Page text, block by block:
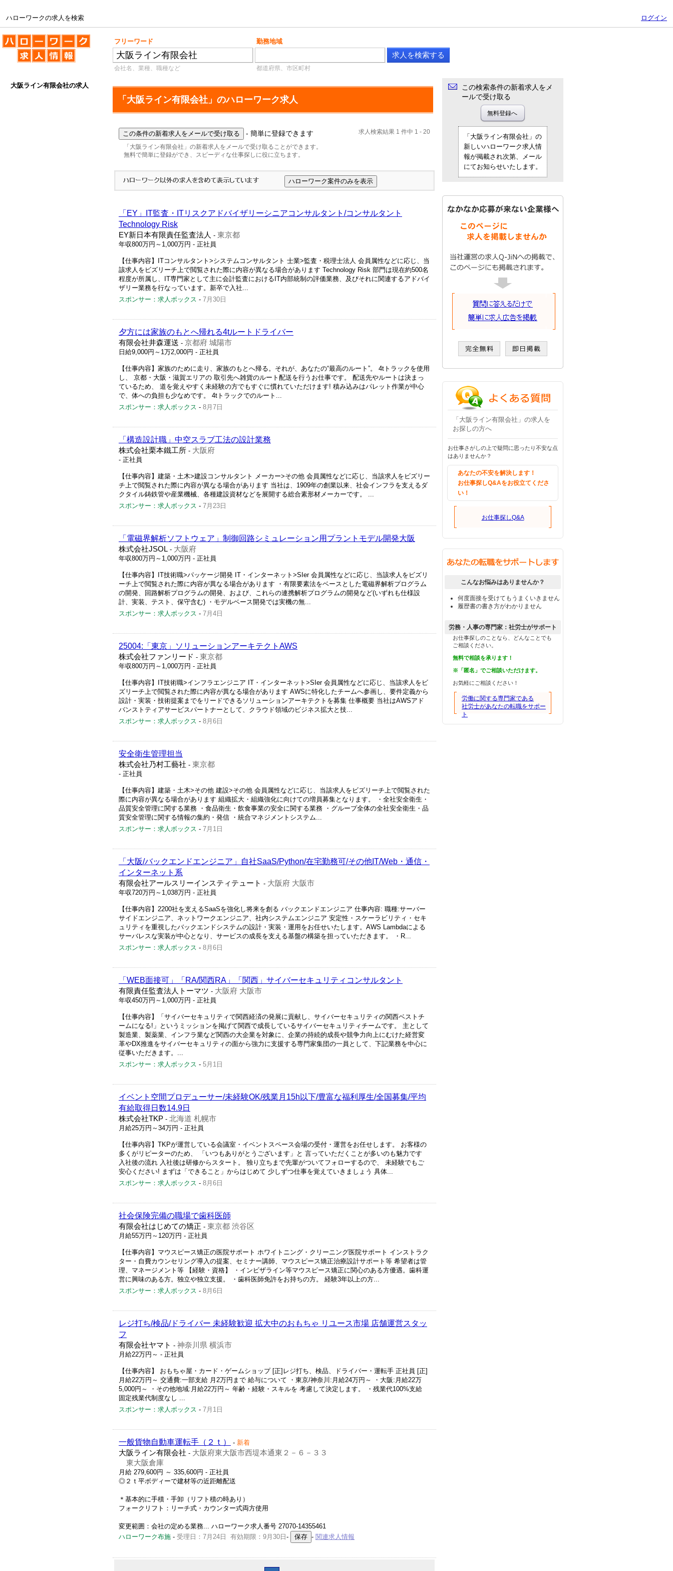
ハローワークの求人を検索 ログイン
ハローワークの求人を検索 フリーワード 勤務地域
会社名、業種、職種など 都道府県、市区町村
大阪ライン有限会社の求人
「大阪ライン有限会社」のハローワーク求人
求人検索結果 1 件中 1 - 20
- 簡単に登録できます
「大阪ライン有限会社」の新着求人をメールで受け取ることができます。
無料で簡単に登録ができ、スピーディな仕事探しに役に立ちます。
「EY」IT監査・ITリスクアドバイザリーシニアコンサルタント/コンサルタント
Technology Risk
EY新日本有限責任監査法人 - 東京都
年収800万円～1,000万円 - 正社員
【仕事内容】ITコンサルタント>システムコンサルタント 士業>監査・税理士法人 会員属性などに応じ、当
該求人をビズリーチ上で閲覧された際に内容が異なる場合があります Technology Risk 部門は現在約500名
程度が所属し、IT専門家として主に会計監査におけるIT内部統制の評価業務、及びそれに関連するアドバイ
ザリー業務を行なっています。新卒で入社...
スポンサー：求人ボックス - 7月30日
夕方には家族のもとへ帰れる4tルートドライバー
有限会社井森運送 - 京都府 城陽市
日給9,000円～1万2,000円 - 正社員
【仕事内容】家族のために走り、家族のもとへ帰る。それが、あなたの“最高のルート”。 4tトラックを使用
し、 京都・大阪・滋賀エリアの 取引先へ雑貨のルート配送を行うお仕事です。 配送先やルートは決まっ
ているため、 道を覚えやすく未経験の方でもすぐに慣れていただけます! 積み込みはパレット作業が中心
で、体への負担も少なめです。 4tトラックでのルート...
スポンサー：求人ボックス - 8月7日
「構造設計職」中空スラブ工法の設計業務
株式会社栗本鐵工所 - 大阪府
- 正社員
【仕事内容】建築・土木>建設コンサルタント メーカー>その他 会員属性などに応じ、当該求人をビズリー
チ上で閲覧された際に内容が異なる場合があります 当社は、1909年の創業以来、社会インフラを支えるダ
クタイル鋳鉄管や産業機械、各種建設資材などを展開する総合素形材メーカーです。 ...
スポンサー：求人ボックス - 7月23日
「電磁界解析ソフトウェア」制御回路シミュレーション用プラントモデル開発大阪
株式会社JSOL - 大阪府
年収800万円～1,000万円 - 正社員
【仕事内容】IT技術職>パッケージ開発 IT・インターネット>SIer 会員属性などに応じ、当該求人をビズリ
ーチ上で閲覧された際に内容が異なる場合があります ・有限要素法をベースとした電磁界解析プログラム
の開発、回路解析プログラムの開発、および、これらの連携解析プログラムの開発など(いずれも仕様設
計、実装、テスト、保守含む) ・モデルベース開発では実機の無...
スポンサー：求人ボックス - 7月4日
25004:「東京」ソリューションアーキテクトAWS
株式会社ファンリード - 東京都
年収800万円～1,000万円 - 正社員
【仕事内容】IT技術職>インフラエンジニア IT・インターネット>SIer 会員属性などに応じ、当該求人をビ
ズリーチ上で閲覧された際に内容が異なる場合があります AWSに特化したチームへ参画し、要件定義から
設計・実装・技術提案までをリードできるソリューションアーキテクトを募集 仕事概要 当社はAWSアド
バンストティアサービスパートナーとして、クラウド領域のビジネス拡大と技...
スポンサー：求人ボックス - 8月6日
安全衛生管理担当
株式会社乃村工藝社 - 東京都
- 正社員
【仕事内容】建築・土木>その他 建設>その他 会員属性などに応じ、当該求人をビズリーチ上で閲覧された
際に内容が異なる場合があります 組織拡大・組織強化に向けての増員募集となります。 ・全社安全衛生・
品質安全管理に関する業務 ・食品衛生・飲食事業の安全に関する業務 ・グループ全体の全社安全衛⽣・品
質安全管理に関する情報の集約・発信 ・統合マネジメントシステム...
スポンサー：求人ボックス - 7月1日
「大阪/バックエンドエンジニア」自社SaaS/Python/在宅勤務可/その他IT/Web・通信・
インターネット系
有限会社アールスリーインスティテュート - 大阪府 大阪市
年収720万円～1,038万円 - 正社員
【仕事内容】2200社を支えるSaaSを強化し将来を創る バックエンドエンジニア 仕事内容: 職種:サーバー
サイドエンジニア、ネットワークエンジニア、社内システムエンジニア 安定性・スケーラビリティ・セキ
ュリティを重視したバックエンドシステムの設計・実装・運用をお任せいたします。AWS Lambdaによる
サーバレスな実装が中心となり、サービスの成長を支える基盤の構築を担っていただきます。 ・R...
スポンサー：求人ボックス - 8月6日
「WEB面接可」「RA/関西RA」「関西」サイバーセキュリティコンサルタント
有限責任監査法人トーマツ - 大阪府 大阪市
年収450万円～1,000万円 - 正社員
【仕事内容】「サイバーセキュリティで関西経済の発展に貢献し、サイバーセキュリティの関西ベストチ
ームになる!」というミッションを掲げて関西で成長しているサイバーセキュリティチームです。 主として
製造業、製薬業、インフラ業など関西の大企業を対象に、企業の持続的成長や競争力向上にむけた経営変
革やDX推進をサイバーセキュリティの面から強力に支援する専門家集団の一員として、下記業務を中心に
従事いただきます。...
スポンサー：求人ボックス - 5月1日
イベント空間プロデューサー/未経験OK/残業月15h以下/豊富な福利厚生/全国募集/平均
有給取得日数14.9日
株式会社TKP - 北海道 札幌市
月給25万円～34万円 - 正社員
【仕事内容】TKPが運営している会議室・イベントスペース会場の受付・運営をお任せします。 お客様の
多くがリピーターのため、 「いつもありがとうございます」と 言っていただくことが多いのも魅力です
入社後の流れ 入社後は研修からスタート。 独り立ちまで先輩がついてフォローするので、 未経験でもご
安心ください! まずは「できること」からはじめて 少しずつ仕事を覚えていきましょう 具体...
スポンサー：求人ボックス - 8月6日
社会保険完備の職場で歯科医師
有限会社はじめての矯正 - 東京都 渋谷区
月給55万円～120万円 - 正社員
【仕事内容】マウスピース矯正の医院サポート ホワイトニング・クリーニング医院サポート インストラク
ター・自費カウンセリング導入の提案、セミナー講師、マウスピース矯正治療設計サポート等 希望者は管
理、マネージメント等 【経験・資格】 ・インビザライン等マウスピース矯正に関心のある方優遇。歯科運
営に興味のある方。独立や独立支援。 ・歯科医師免許をお持ちの方。 経験3年以上の方...
スポンサー：求人ボックス - 8月6日
レジ打ち/検品/ドライバー 未経験歓迎 拡大中のおもちゃ リユース市場 店舗運営スタッ
フ
有限会社ヤマト - 神奈川県 横浜市
月給22万円～ - 正社員
【仕事内容】 おもちゃ屋・カード・ゲームショップ [正]レジ打ち、検品、ドライバー・運転手 正社員 [正]
月給22万円～ 交通費:一部支給 月2万円まで 給与について ・東京/神奈川:月給24万円～ ・大阪:月給22万
5,000円～ ・その他地域:月給22万円～ 年齢・経験・スキルを 考慮して決定します。 ・残業代100%支給
固定残業代制度なし ...
スポンサー：求人ボックス - 7月1日
一般貨物自動車運転手（２ｔ） - 新着
大阪ライン有限会社 - 大阪府東大阪市西堤本通東２－６－３３
東大阪倉庫
月給 279,600円 ～ 335,600円 - 正社員
◎２ｔ平ボディーで建材等の近距離配送
＊基本的に手積・手卸（リフト積の時あり）
フォークリフト：リーチ式・カウンター式両方使用
変更範囲：会社の定める業務... ハローワーク求人番号 27070-14355461
ハローワーク布施 - 受理日：7月24日 有効期限：9月30日 - - 関連求人情報
この検索条件の新着求人をメ
ールで受け取る
「大阪ライン有限会社」の
新しいハローワーク求人情
報が掲載され次第、メール
にてお知らせいたします。
「大阪ライン有限会社」の求人を
お探しの方へ
お仕事さがしの上で疑問に思ったり不安な点
はありませんか？
あなたの不安を解決します！
お仕事探しQ&Aをお役立てくださ
い！
お仕事探しQ&A
こんなお悩みはありませんか？
何度面接を受けてもうまくいきません
履歴書の書き方がわかりません
労務・人事の専門家：社労士がサポート
お仕事探しのことなら、どんなことでも
ご相談ください。
無料で相談を承ります！
※「匿名」でご相談いただけます。
お気軽にご相談ください！
労働に関する専門家である
社労士があなたの転職をサポー
ト